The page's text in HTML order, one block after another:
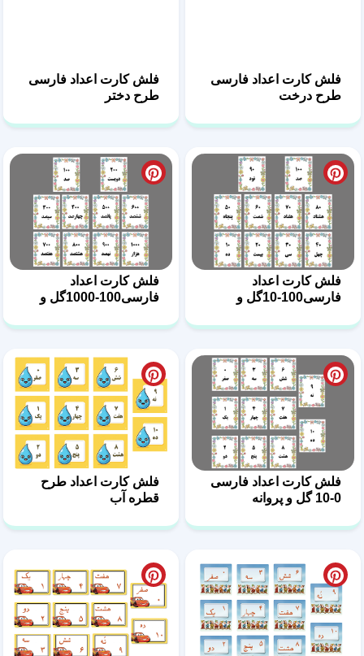
فلش کارت اعداد فارسی
طرح درخت
فلش کارت اعداد فارسی
طرح دختر
فلش کارت اعداد
فارسی100-10گل و
فلش کارت اعداد
فارسی100-1000گل و
فلش کارت اعداد فارسی
0-10 گل و پروانه
فلش کارت اعداد طرح
قطره آب